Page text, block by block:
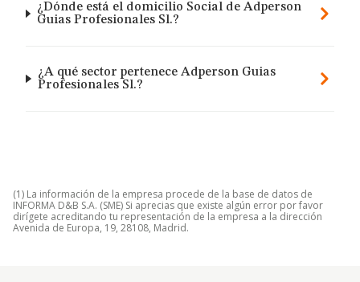
¿Dónde está el domicilio Social de Adperson
Guias Profesionales Sl.?
¿A qué sector pertenece Adperson Guias
Profesionales Sl.?
(1) La información de la empresa procede de la base de datos de
INFORMA D&B S.A. (SME) Si aprecias que existe algún error por favor
dirígete acreditando tu representación de la empresa a la dirección
Avenida de Europa, 19, 28108, Madrid.